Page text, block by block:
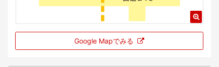
Google Mapでみる